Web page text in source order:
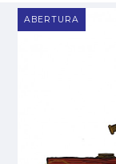
MAIS VISTAS Obra
ABERTURA